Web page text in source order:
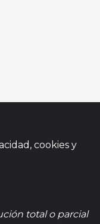
cookies y
total o parcial